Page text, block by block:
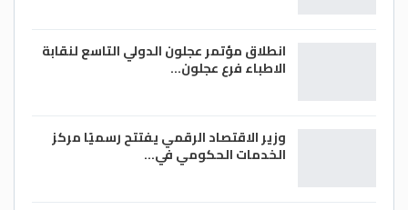
انطلاق مؤتمر عجلون الدولي التاسع لنقابة
الاطباء فرع عجلون…
وزير الاقتصاد الرقمي يفتتح رسميًا مركز
الخدمات الحكومي في…